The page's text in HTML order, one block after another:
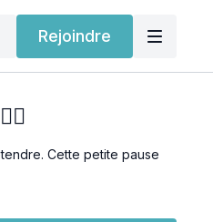
Rejoindre
Cette petite pause